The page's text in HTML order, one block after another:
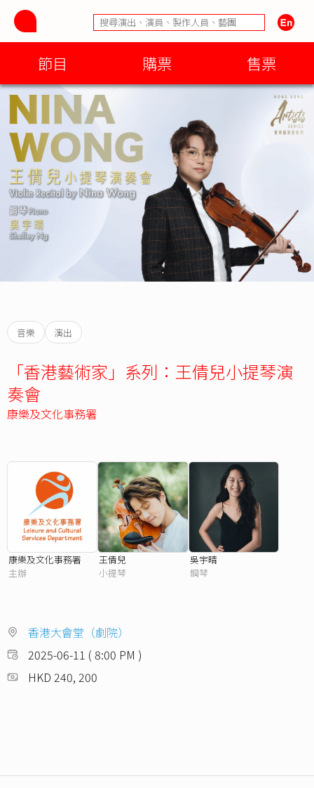
節目 購票 售票
音樂 演出
「香港藝術家」系列：王倩兒小提琴演
奏會
康樂及文化事務署
康樂及文化事務署
主辦
王倩兒
小提琴
吳宇晴
鋼琴
香港大會堂（劇院）
2025-06-11 ( 8:00 PM )
HKD 240, 200